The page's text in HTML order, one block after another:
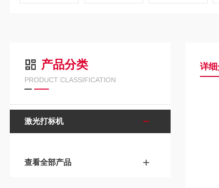
产品分类
PRODUCT CLASSIFICATION
激光打标机
查看全部产品
详